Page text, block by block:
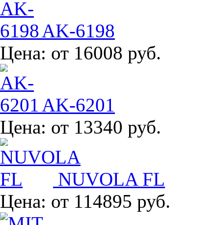
AK-6198
Цена: от 16008 руб.
AK-6201
Цена: от 13340 руб.
NUVOLA FL
Цена: от 114895 руб.